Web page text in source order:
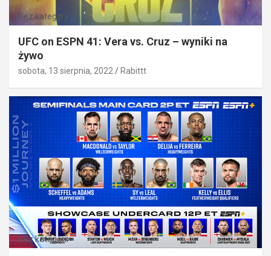
Bez kategorii
UFC on ESPN 41: Vera vs. Cruz – wyniki na
żywo
sobota, 13 sierpnia, 2022 Rabittt
Bez kategorii